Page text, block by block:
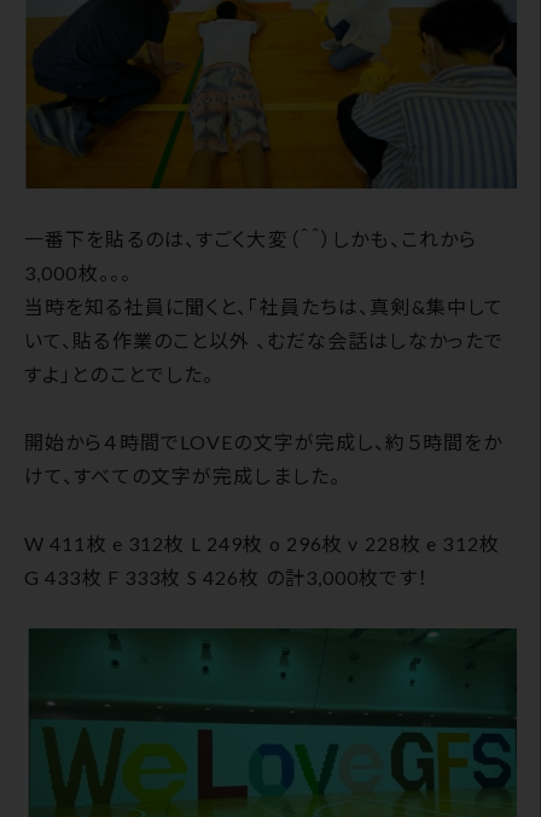
一番下を貼るのは、すごく大変（＾＾）しかも、これから
3,000枚。。。
当時を知る社員に聞くと、「社員たちは、真剣&集中して
いて、貼る作業のこと以外 、むだな会話はしなかったで
すよ」とのことでした。
開始から４時間でLOVEの文字が完成し、約５時間をか
けて、すべての文字が完成しました。
W 411枚 e 312枚 L 249枚 o 296枚 v 228枚 e 312枚
G 433枚 F 333枚 S 426枚 の計3,000枚です！